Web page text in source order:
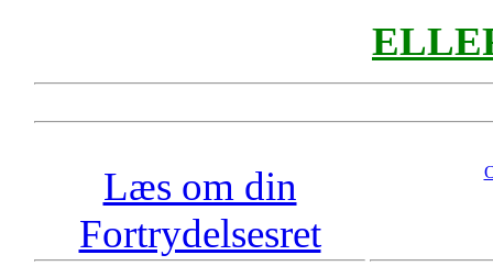
Læs om din
Fortrydelsesret